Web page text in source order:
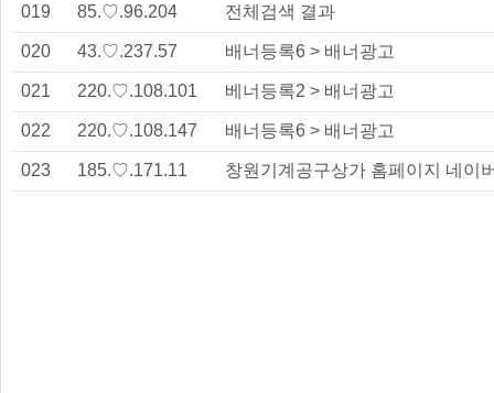
019 85.♡.96.204 전체검색 결과
020 43.♡.237.57 배너등록6 > 배너광고
021 220.♡.108.101 베너등록2 > 배너광고
022 220.♡.108.147 배너등록6 > 배너광고
023 185.♡.171.11 창원기계공구상가 홈페이지 네이